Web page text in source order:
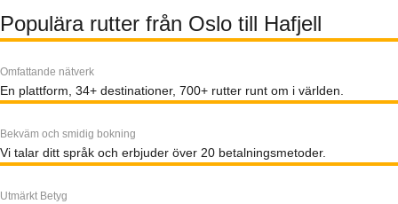
Populära rutter från Oslo till Hafjell
Omfattande nätverk
En plattform, 34+ destinationer, 700+ rutter runt om i världen.
Bekväm och smidig bokning
Vi talar ditt språk och erbjuder över 20 betalningsmetoder.
Utmärkt Betyg